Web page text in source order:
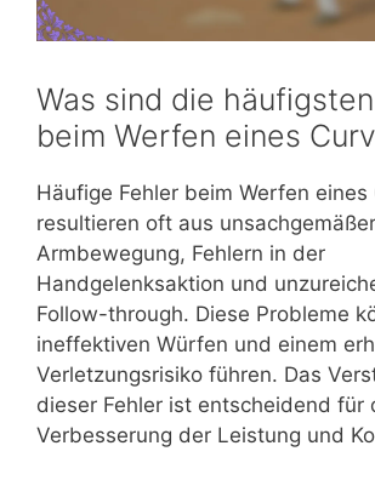
Was sind die
beim Werfen eines
Häufige Fehler beim Werfen eines
resultieren oft aus unsachgemäßer
Armbewegung, Fehlern in der
Handgelenksaktion und
Follow-through. Diese Probleme
ineffektiven Würfen und einem
Verletzungsrisiko führen. Das
dieser Fehler ist entscheidend für
Verbesserung der Leistung und